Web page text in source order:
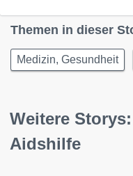
Themen in dieser
Medizin, Gesundheit
Weitere
Aidshilfe